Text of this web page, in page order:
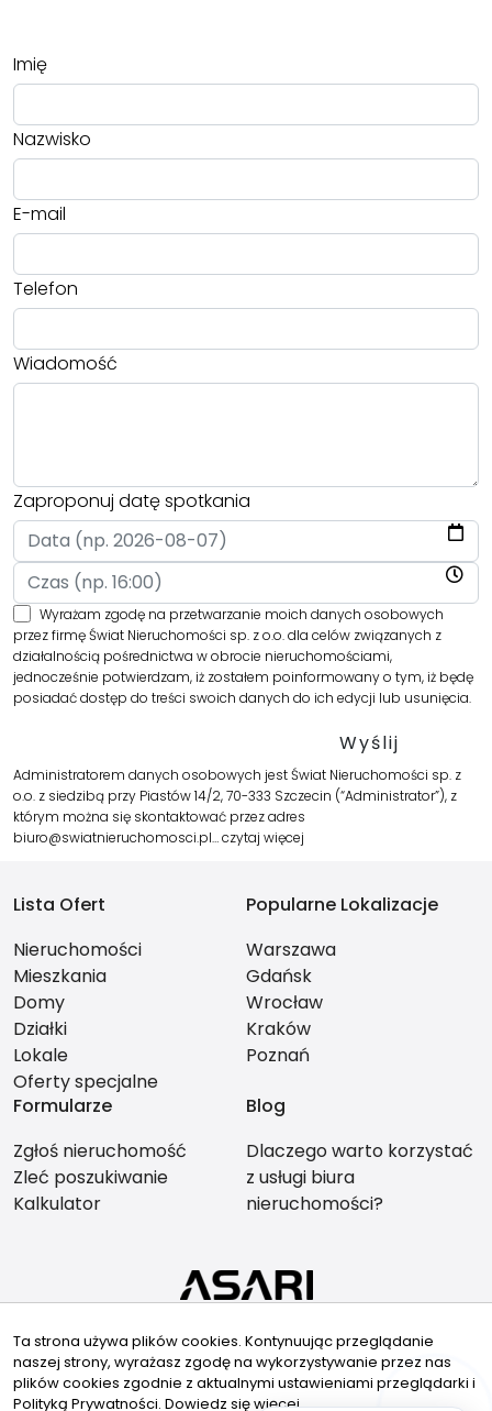
Imię
Nazwisko
E-mail
Telefon
Wiadomość
Zaproponuj datę spotkania
Wyrażam zgodę na przetwarzanie moich danych osobowych
przez firmę Świat Nieruchomości sp. z o.o. dla celów związanych z
działalnością pośrednictwa w obrocie nieruchomościami,
jednocześnie potwierdzam, iż zostałem poinformowany o tym, iż będę
posiadać dostęp do treści swoich danych do ich edycji lub usunięcia.
Administratorem danych osobowych jest Świat Nieruchomości sp. z
o.o. z siedzibą przy Piastów 14/2, 70-333 Szczecin (“Administrator”), z
którym można się skontaktować przez adres
biuro@swiatnieruchomosci.pl…czytaj więcej
Lista Ofert
Nieruchomości
Mieszkania
Domy
Działki
Lokale
Oferty specjalne
Popularne Lokalizacje
Warszawa
Gdańsk
Wrocław
Kraków
Poznań
Formularze
Zgłoś nieruchomość
Zleć poszukiwanie
Kalkulator
Blog
Dlaczego warto korzystać
z usługi biura
nieruchomości?
Znajdziesz nas tu
Ta strona używa plików cookies. Kontynuując przeglądanie
naszej strony, wyrażasz zgodę na wykorzystywanie przez nas
plików cookies zgodnie z aktualnymi ustawieniami przeglądarki i
Polityką Prywatności. Dowiedz się więcej